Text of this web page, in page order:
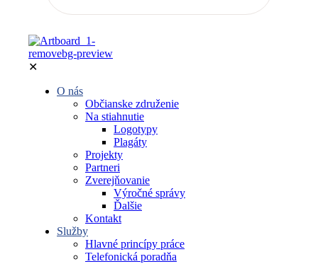
✕
O nás
Občianske združenie
Na stiahnutie
Logotypy
Plagáty
Projekty
Partneri
Zverejňovanie
Výročné správy
Ďalšie
Kontakt
Služby
Hlavné princípy práce
Telefonická poradňa